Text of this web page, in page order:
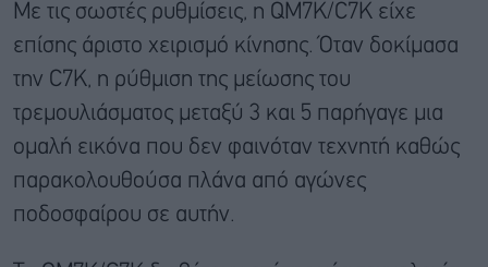
Με τις σωστές ρυθμίσεις, η QM7K/C7K είχε
επίσης άριστο χειρισμό κίνησης. Όταν δοκίμασα
την C7K, η ρύθμιση της μείωσης του
τρεμουλιάσματος μεταξύ 3 και 5 παρήγαγε μια
ομαλή εικόνα που δεν φαινόταν τεχνητή καθώς
παρακολουθούσα πλάνα από αγώνες
ποδοσφαίρου σε αυτήν.